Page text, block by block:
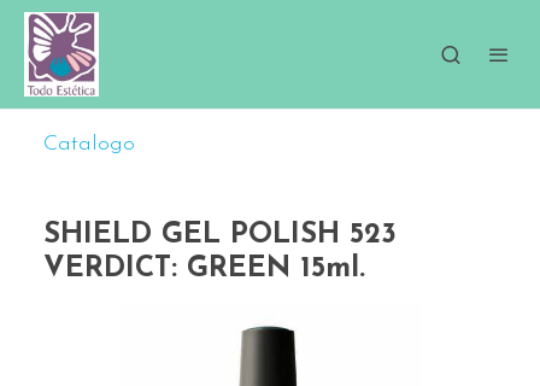
Catalogo
SHIELD GEL POLISH 523
VERDICT: GREEN 15ml.